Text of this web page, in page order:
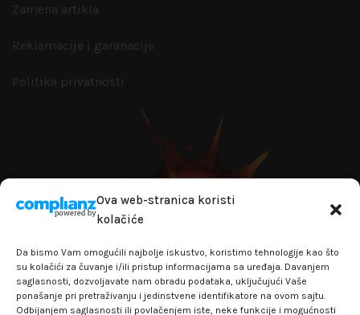
Ova web-stranica koristi
kolačiće
Da bismo Vam omogućili najbolje iskustvo, koristimo tehnologije kao što
su kolačići za čuvanje i/ili pristup informacijama sa uređaja. Davanjem
saglasnosti, dozvoljavate nam obradu podataka, uključujući Vaše
ponašanje pri pretraživanju i jedinstvene identifikatore na ovom sajtu.
Odbijanjem saglasnosti ili povlačenjem iste, neke funkcije i mogućnosti
Zamena artikla
Reklamacije i garanacije
Politika privatnosti